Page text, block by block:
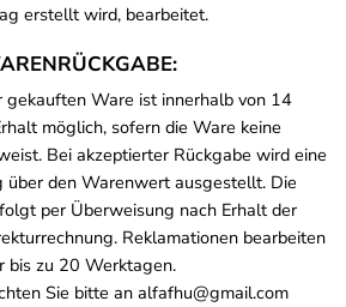
erstellt wird, bearbeitet.
gekauften Ware ist innerhalb von 14
möglich, sofern die Ware keine
Bei akzeptierter Rückgabe wird eine
über den Warenwert ausgestellt. Die
per Überweisung nach Erhalt der
Reklamationen bearbeiten
bis zu 20 Werktagen.
Sie bitte an alfafhu@gmail.com